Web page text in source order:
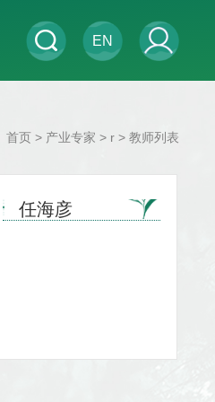
EN
首页> 产业专家 > r > 教师列表
任海彦